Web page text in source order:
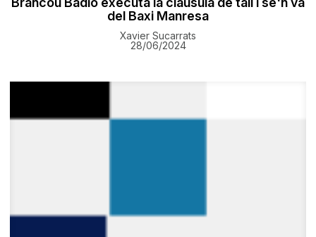
del Baxi Manresa
Xavier Sucarrats
28/06/2024